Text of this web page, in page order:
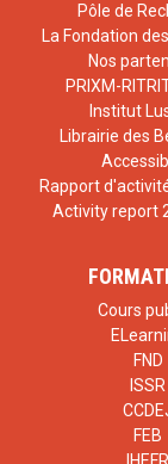
(anthropologie,
théologie), les
verticale
fut consacrée à
avec le fait
particulier les
formes du lien,
sociétés
remplacées par
formes du lien
formalisation et
Pôle de
La Fondation
Nos
PRIXM-
Institut
Librairie des
Rapport
Activity report
Cours
FND
ISSR
FEB